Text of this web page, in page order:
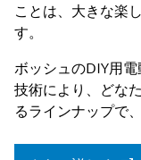
ことは、大きな楽
す。
ボッシュのDIY用
技術により、どな
るラインナップで